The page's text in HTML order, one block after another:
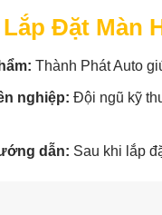
Đặt Màn
Thành Phát Auto
nghiệp: Đội ngũ kỹ
dẫn: Sau khi lắp